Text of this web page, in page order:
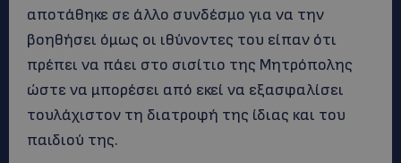
αποτάθηκε σε άλλο συνδέσμο για να την
βοηθήσει όμως οι ιθύνοντες του είπαν ότι
πρέπει να πάει στο σισίτιο της Μητρόπολης
ώστε να μπορέσει από εκεί να εξασφαλίσει
τουλάχιστον τη διατροφή της ίδιας και του
παιδιού της.